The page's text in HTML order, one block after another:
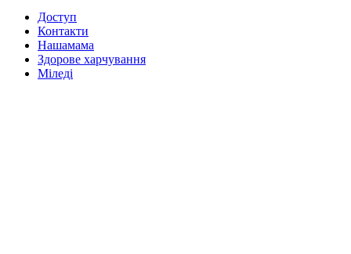
Доступ
Контакти
Нашамама
Здорове харчування
Міледі